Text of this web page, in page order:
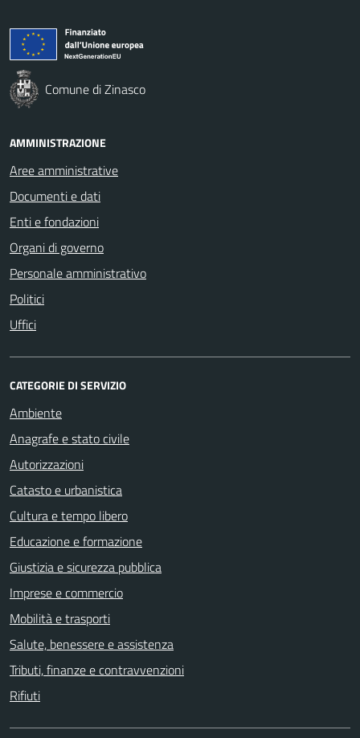
Comune di Zinasco
AMMINISTRAZIONE
Aree amministrative
Documenti e dati
Enti e fondazioni
Organi di governo
Personale amministrativo
Politici
Uffici
CATEGORIE DI SERVIZIO
Ambiente
Anagrafe e stato civile
Autorizzazioni
Catasto e urbanistica
Cultura e tempo libero
Educazione e formazione
Giustizia e sicurezza pubblica
Imprese e commercio
Mobilità e trasporti
Salute, benessere e assistenza
Tributi, finanze e contravvenzioni
Rifiuti